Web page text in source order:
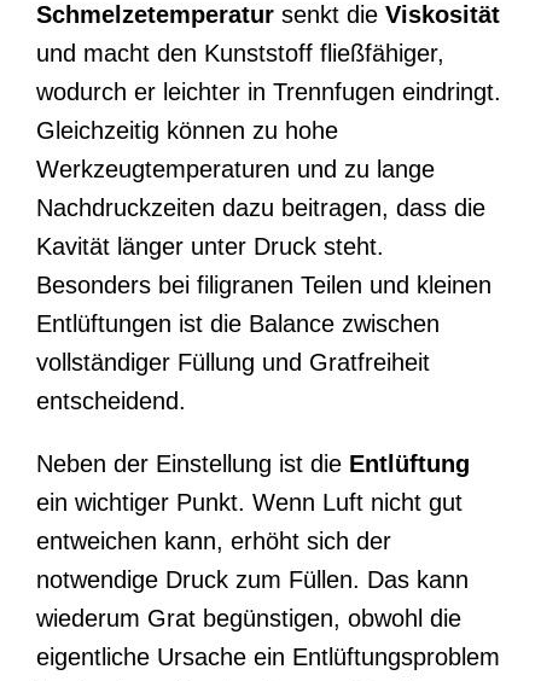
Schmelzetemperatur senkt die Viskosität
und macht den Kunststoff fließfähiger,
wodurch er leichter in Trennfugen eindringt.
Gleichzeitig können zu hohe
Werkzeugtemperaturen und zu lange
Nachdruckzeiten dazu beitragen, dass die
Kavität länger unter Druck steht.
Besonders bei filigranen Teilen und kleinen
Entlüftungen ist die Balance zwischen
vollständiger Füllung und Gratfreiheit
entscheidend.
Neben der Einstellung ist die Entlüftung
ein wichtiger Punkt. Wenn Luft nicht gut
entweichen kann, erhöht sich der
notwendige Druck zum Füllen. Das kann
wiederum Grat begünstigen, obwohl die
eigentliche Ursache ein Entlüftungsproblem